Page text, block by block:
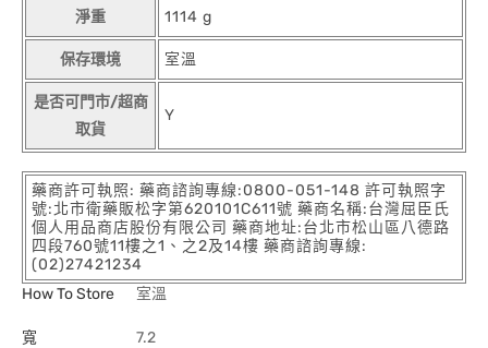
淨重 1114 g
保存環境 室溫
是否可門市/超商
取貨
Y
藥商許可執照: 藥商諮詢專線:0800-051-148 許可執照字
號:北市衛藥販松字第620101C611號 藥商名稱:台灣屈臣氏
個人用品商店股份有限公司 藥商地址:台北市松山區八德路
四段760號11樓之1、之2及14樓 藥商諮詢專線:
(02)27421234
How To Store
室溫
寬 7.2